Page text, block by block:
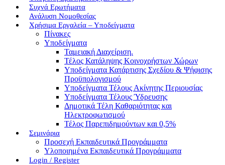
Συχνά Ερωτήματα
Ανάλυση Νομοθεσίας
Χρήσιμα Εργαλεία – Υποδείγματα
Πίνακες
Υποδείγματα
Ταμειακή Διαχείριση.
Τέλος Κατάληψης Κοινοχρήστων Χώρων
Υποδείγματα Κατάρτισης Σχεδίου & Ψήφισης
Προϋπολογισμού
Υποδείγματα Τέλους Ακίνητης Περιουσίας
Υποδείγματα Τέλους Ύδρευσης
Δημοτικά Τέλη Καθαριότητας και
Ηλεκτροφωτισμού
Τέλος Παρεπιδημούντων και 0,5%
Σεμινάρια
Προσεχή Εκπαιδευτικά Προγράμματα
Υλοποιημένα Εκπαιδευτικά Προγράμματα
Login / Register